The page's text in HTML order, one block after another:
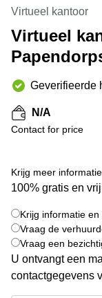
Hengelo
Hilversum
Hoofddorp
Deventer
Rotterdam
Tiel
Zwolle
Westpoort
Bodegraven-
Reeuwijk
Business
center
Arnhem
Business
Amsterdam
Westpoort
Hilversum
center
Den
Haag
Coworking
space
Breda
Virtueel kantoor
Virtueel
Geverifieerde
N/A
Contact for price
Krijg meer
100% gratis en
Krijg informatie en
Vraag de
Vraag een
U ontvangt een
contactgegevens